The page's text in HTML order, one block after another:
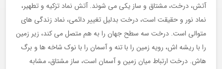
آتش، درخت، مشتاق و ساز یکی می شوند. آتش نماد تزکیه و تطهیر،
نماد نور و حقیقت است، درخت بدلیل تغییر دائمی، نماد زندگی های
متوالی است. درخت سه سطح جهان را به هم متصل می کند، زیر زمین
را با ریشه اش، رویه زمین را با تنه و آسمان را با نوک شاخه ها و برگ
هاش. درخت ارتباط میان زمین و آسمان است، ساز مشتاق، مشابه